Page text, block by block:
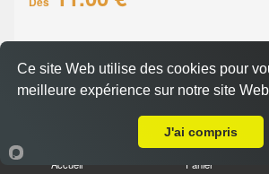
Base sauce tomate, mozzarella,
Accueil Panier
Ce site Web utilise des cookies pour
meilleure expérience sur notre site Web
J'ai compris